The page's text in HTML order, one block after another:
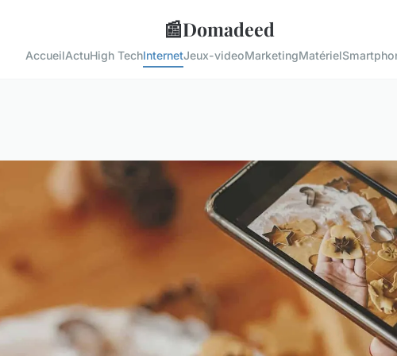
📰Domadeed
AccueilActuHigh TechInternetJeux-videoMarketingMatériel